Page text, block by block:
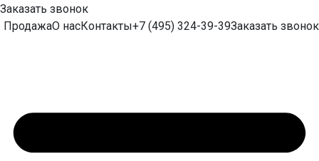
Заказать звонок
ПродажаО насКонтакты+7 (495) 324-39-39Заказать звонок